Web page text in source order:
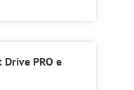
Drive PRO e